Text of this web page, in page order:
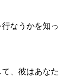
なうかを知っ
、彼はあなた